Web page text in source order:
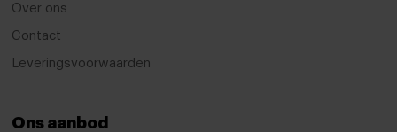
Armsteun
Over ons
Contact
Leveringsvoorwaarden
Ons aanbod